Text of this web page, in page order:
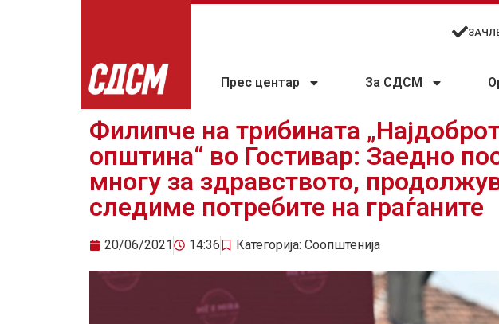
Прес центар За СДСМ
Филипче на трибината
општина“ во Гостивар: Заедно
многу за здравството,
следиме потребите на граѓаните
20/06/2021 14:36 Категорија: Соопштенија